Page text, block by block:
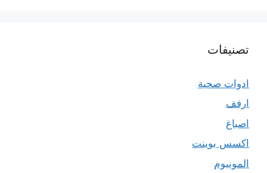
تصنيفات
ادوات صحية
ارفف
اصباغ
اكسس بوينت
المونيوم